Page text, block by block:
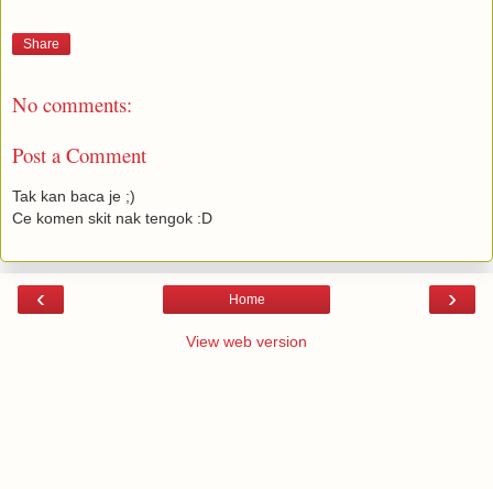
Share
No comments:
Post a Comment
Tak kan baca je ;)
Ce komen skit nak tengok :D
‹ ›
Home
View web version